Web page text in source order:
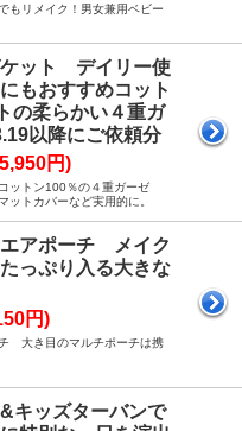
もリメイク！男女兼用ベビー
ケット デイリー使
もおすすめコット
の柔らかい４重ガ
以降にご依頼分
円)
ットン100％の４重ガーゼ
ットカバーなど実用的に。
アポーチ メイク
っぷり入る大きな
円)
大き目のマルチポーチは携
キッズターバンで